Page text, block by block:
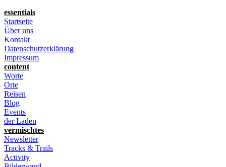
essentials
Startseite
Über uns
Kontakt
Datenschutzerklärung
Impressum
content
Worte
Orte
Reisen
Blog
Events
der Laden
vermischtes
Newsletter
Tracks & Trails
Activity